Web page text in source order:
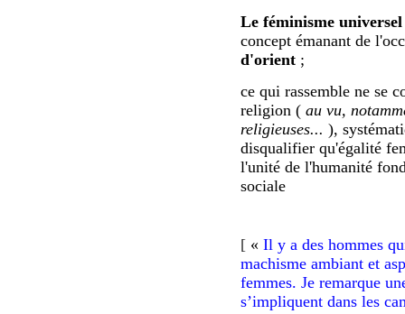
Le féminisme universel
concept émanant de
d'orient ;
ce qui rassemble ne se
religion ( au vu,
religieuses... ),
disqualifier qu'égalité
l'unité de l'humanité
sociale
[ « Il y a des hommes
machisme ambiant et
femmes. Je remarque
s’impliquent dans les